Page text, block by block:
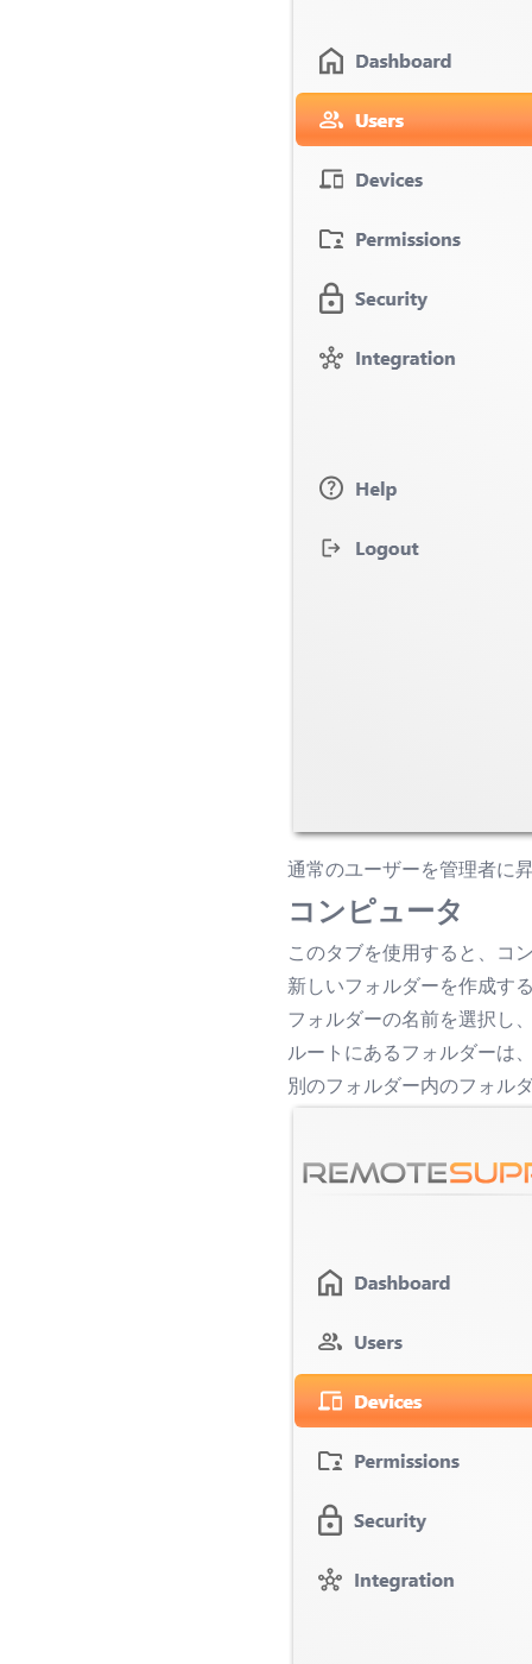
通常のユーザーを管理者に
コンピュータ
このタブを使用すると、コ
新しいフォルダーを作成す
フォルダーの名前を選択し
ルートにあるフォルダーは
別のフォルダー内のフォル